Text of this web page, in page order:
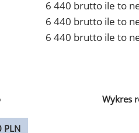
6 440 brutto ile to
6 440 brutto ile to
6 440 brutto ile to
PLN
Wykres